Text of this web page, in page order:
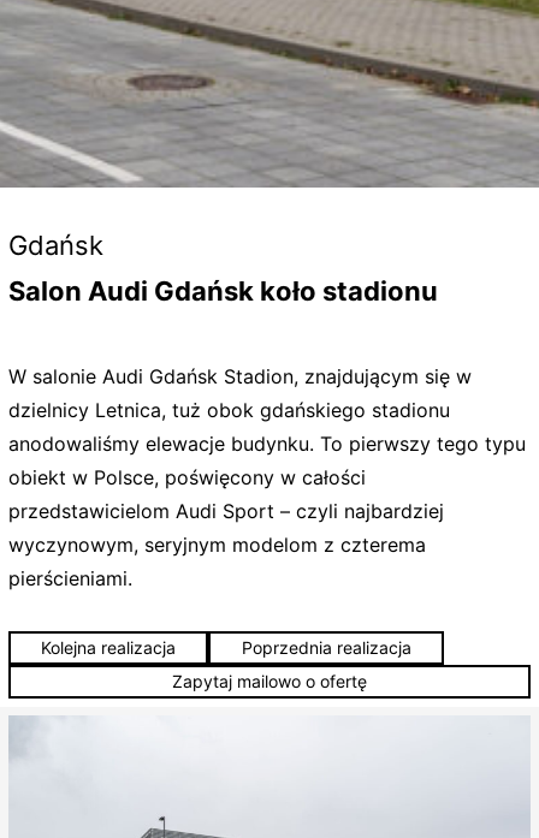
Gdańsk
Salon Audi Gdańsk koło stadionu
W salonie Audi Gdańsk Stadion, znajdującym się w
dzielnicy Letnica, tuż obok gdańskiego stadionu
anodowaliśmy elewacje budynku. To pierwszy tego typu
obiekt w Polsce, poświęcony w całości
przedstawicielom Audi Sport – czyli najbardziej
wyczynowym, seryjnym modelom z czterema
pierścieniami.
Kolejna realizacja
Poprzednia realizacja
Zapytaj mailowo o ofertę